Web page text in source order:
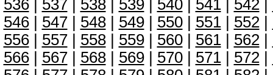
536| 537| 538| 539| 540| 541| 542|
546| 547| 548| 549| 550| 551| 552|
556| 557| 558| 559| 560| 561| 562|
566| 567| 568| 569| 570| 571| 572|